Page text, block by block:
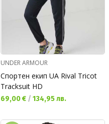
UNDER ARMOUR
Спортен екип UA Rival Tricot
Tracksuit HD
Текуща цена:
69,00 € / 134,95 лв.